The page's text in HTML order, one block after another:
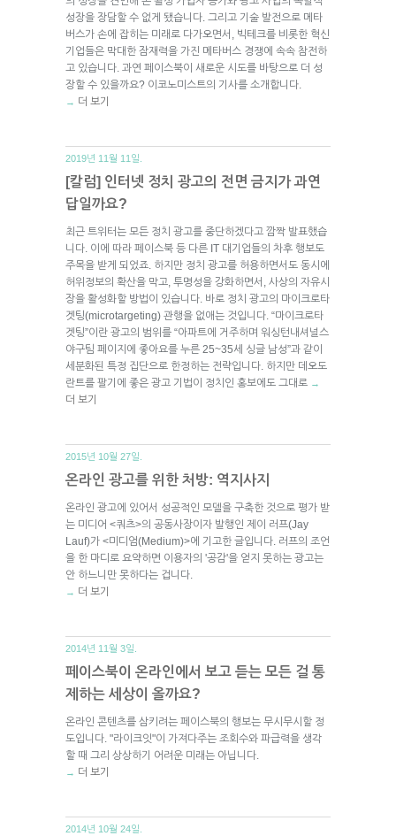
성장을 장담할 수 없게 됐습니다. 그리고 기술 발전으로 메타
버스가 손에 잡히는 미래로 다가오면서, 빅테크를 비롯한 혁신
기업들은 막대한 잠재력을 가진 메타버스 경쟁에 속속 참전하
고 있습니다. 과연 페이스북이 새로운 시도를 바탕으로 더 성
장할 수 있을까요? 이코노미스트의 기사를 소개합니다.
→ 더 보기
2019년 11월 11일.
[칼럼] 인터넷 정치 광고의 전면 금지가 과연
답일까요?
최근 트위터는 모든 정치 광고를 중단하겠다고 깜짝 발표했습
니다. 이에 따라 페이스북 등 다른 IT 대기업들의 차후 행보도
주목을 받게 되었죠. 하지만 정치 광고를 허용하면서도 동시에
허위정보의 확산을 막고, 투명성을 강화하면서, 사상의 자유시
장을 활성화할 방법이 있습니다. 바로 정치 광고의 마이크로타
겟팅(microtargeting) 관행을 없애는 것입니다. “마이크로타
겟팅”이란 광고의 범위를 “아파트에 거주하며 워싱턴내셔널스
야구팀 페이지에 좋아요를 누른 25~35세 싱글 남성”과 같이
세분화된 특정 집단으로 한정하는 전략입니다. 하지만 데오도
란트를 팔기에 좋은 광고 기법이 정치인 홍보에도 그대로 →
더 보기
2015년 10월 27일.
온라인 광고를 위한 처방: 역지사지
온라인 광고에 있어서 성공적인 모델을 구축한 것으로 평가 받
는 미디어 <쿼츠>의 공동사장이자 발행인 제이 러프(Jay
Lauf)가 <미디엄(Medium)>에 기고한 글입니다. 러프의 조언
을 한 마디로 요약하면 이용자의 '공감'을 얻지 못하는 광고는
안 하느니만 못하다는 겁니다.
→ 더 보기
2014년 11월 3일.
페이스북이 온라인에서 보고 듣는 모든 걸 통
제하는 세상이 올까요?
온라인 콘텐츠를 삼키려는 페이스북의 행보는 무시무시할 정
도입니다. "라이크잇"이 가져다주는 조회수와 파급력을 생각
할 때 그리 상상하기 어려운 미래는 아닙니다.
→ 더 보기
2014년 10월 24일.